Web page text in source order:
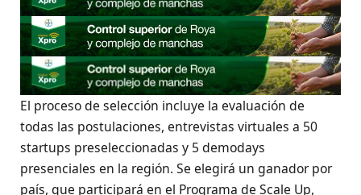
El proceso de selección incluye la evaluación de
todas las postulaciones, entrevistas virtuales a 50
startups preseleccionadas y 5 demodays
presenciales en la región. Se elegirá un ganador por
país, que participará en el Programa de Scale Up,